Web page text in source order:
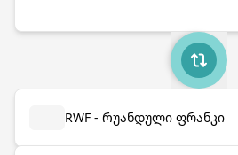
RWF - Რუანდული ფრანკი